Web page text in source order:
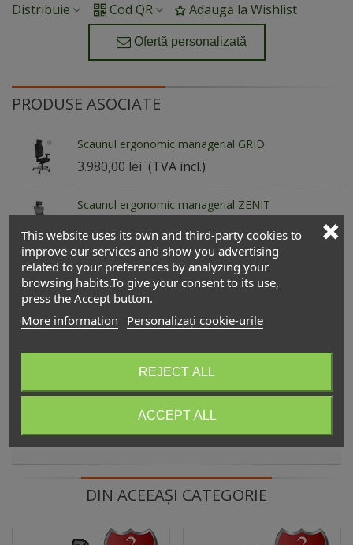
Distribuie Cod QR Adaugă la Wishlist
Ofertă personalizată
PRODUSE ASOCIATE
Scaunul ergonomic managerial GRID
3.980,00 lei (TVA incl.)
Scaunul ergonomic managerial ZENIT
3.900,00 lei (TVA incl.)
Scaunul ergonomic managerial WAU W-609
3.990,00 lei (TVA incl.)
Scaun ergonomic operațional ALUMINUM
Descriere
DIN ACEEAȘI CATEGORIE
This website uses its own and third-party cookies to
improve our services and show you advertising
related to your preferences by analyzing your
browsing habits.To give your consent to its use,
press the Accept button.
More information
Personalizați cookie-urile
REJECT ALL
ACCEPT ALL